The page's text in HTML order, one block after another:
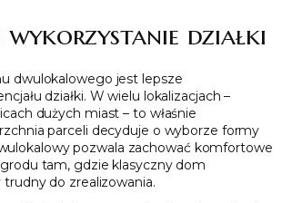
wykorzystanie działki
dwulokalowego jest lepsze
działki. W wielu lokalizacjach –
dużych miast – to właśnie
parceli decyduje o wyborze formy
pozwala zachować komfortowe
tam, gdzie klasyczny dom
trudny do zrealizowania.